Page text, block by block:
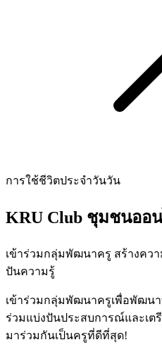
การใช้ชีวิตประจำวันวัน
KRU Club ชุมชนออ
เข้าร่วมกลุ่มพัฒนาครู สร้างคว
ปันความรู้
เข้าร่วมกลุ่มพัฒนาครูเพื่อพัฒน
ร่วมแบ่งปันประสบการณ์และเต
มาร่วมกันเป็นครูที่ดีที่สุด!